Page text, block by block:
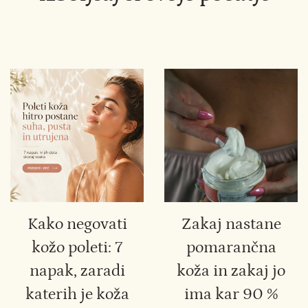
Kako negovati
kožo poleti: 7
napak, zaradi
katerih je koža
Zakaj nastane
pomarančna
koža in zakaj jo
ima kar 90 %